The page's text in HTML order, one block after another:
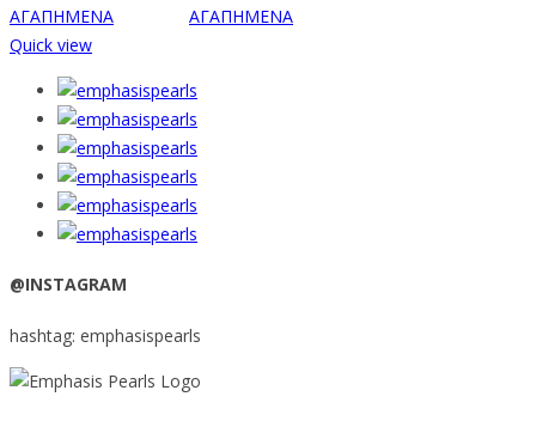
ΑΓΑΠΗΜΕΝΑ
ΑΓΑΠΗΜΕΝΑ
Quick view
@INSTAGRAM
hashtag: emphasispearls